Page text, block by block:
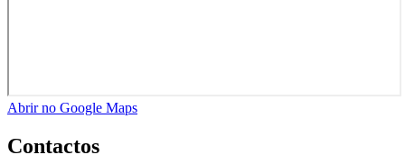
Abrir no Google Maps
Contactos